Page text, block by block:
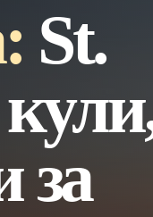
St.
за